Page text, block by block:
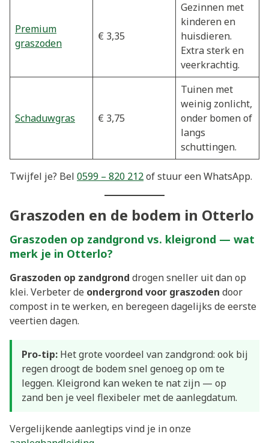
Premium
graszoden
€ 3,35
Gezinnen met
kinderen en
huisdieren.
Extra sterk en
veerkrachtig.
Schaduwgras € 3,75
Tuinen met
weinig zonlicht,
onder bomen of
langs
schuttingen.
Twijfel je? Bel 0599 – 820 212of stuur een WhatsApp.
Graszoden en de bodem in Otterlo
Graszoden op zandgrond vs. kleigrond — wat
merk je in Otterlo?
Graszoden op zandgrond drogen sneller uit dan op
klei. Verbeter de ondergrond voor graszoden door
compost in te werken, en beregeen dagelijks de eerste
veertien dagen.
Pro-tip: Het grote voordeel van zandgrond: ook bij
regen droogt de bodem snel genoeg op om te
leggen. Kleigrond kan weken te nat zijn — op
zand ben je veel flexibeler met de aanlegdatum.
Vergelijkende aanlegtips vind je in onze